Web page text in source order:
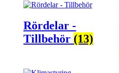
Rördelar -
Tillbehör (13)